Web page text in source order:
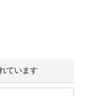
ています